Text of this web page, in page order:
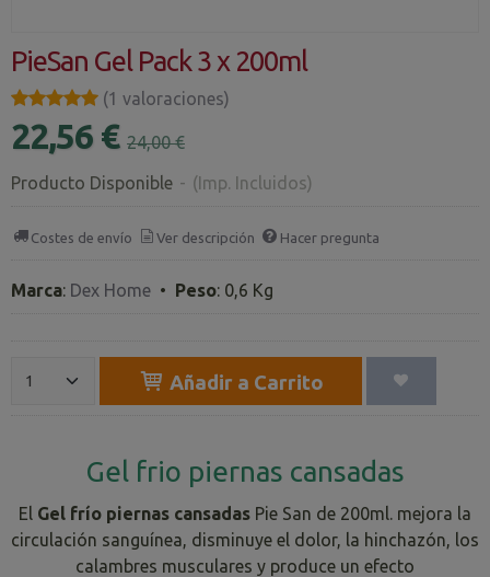
PieSan Gel Pack 3 x 200ml
★★★★★
★★★★★ (1 valoraciones)
22,56 € 24,00 €
Producto Disponible - (Imp. Incluidos)
Costes de envío Ver descripción Hacer pregunta
Marca: Dex Home • Peso: 0,6 Kg
Añadir a Carrito
Gel frio piernas cansadas
El Gel frío piernas cansadas Pie San de 200ml. mejora la
circulación sanguínea, disminuye el dolor, la hinchazón, los
calambres musculares y produce un efecto